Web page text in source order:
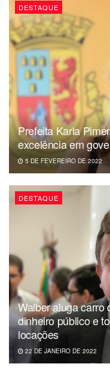
DESTAQUE
Prefeita Karla
excelência em
5 DE FEVEREIRO DE 2022
DESTAQUE
Walber aluga carro
dinheiro público e
locações
22 DE JANEIRO DE 2022